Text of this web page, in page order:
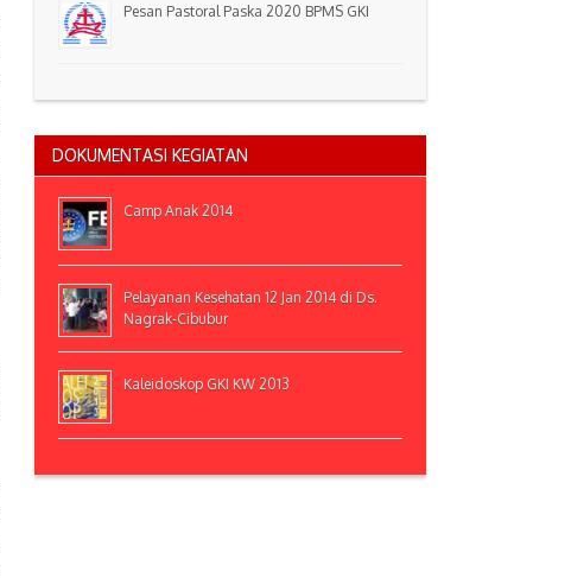
Pesan Pastoral Paska 2020 BPMS GKI
DOKUMENTASI KEGIATAN
Camp Anak 2014
Pelayanan Kesehatan 12 Jan 2014 di Ds.
Nagrak-Cibubur
Kaleidoskop GKI KW 2013